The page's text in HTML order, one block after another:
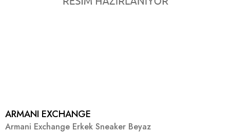
ARMANI EXCHANGE
Armani Exchange Erkek Sneaker Beyaz